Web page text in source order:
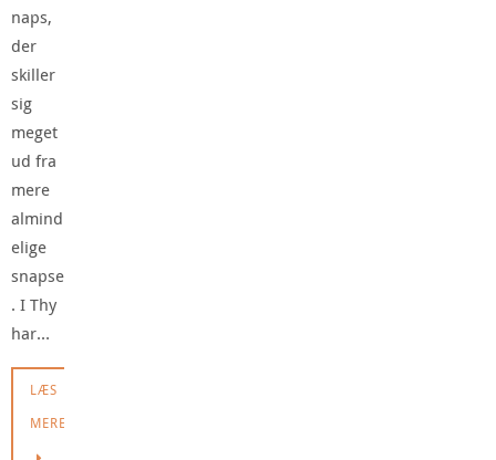
naps,
der
skiller
sig
meget
ud fra
mere
almind
elige
snapse
. I Thy
har…
LÆS
MERE